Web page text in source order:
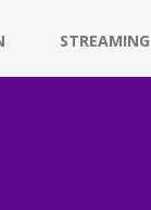
STREAMING